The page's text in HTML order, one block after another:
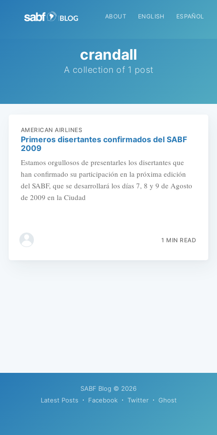
ABOUT ENGLISH ESPAÑOL
crandall
A collection of 1 post
AMERICAN AIRLINES
Primeros disertantes confirmados del SABF
2009
Estamos orgullosos de presentarles los disertantes que
han confirmado su participación en la próxima edición
del SABF, que se desarrollará los días 7, 8 y 9 de Agosto
de 2009 en la Ciudad
1 MIN READ
SABF Blog © 2026
Latest Posts
Facebook Twitter Ghost